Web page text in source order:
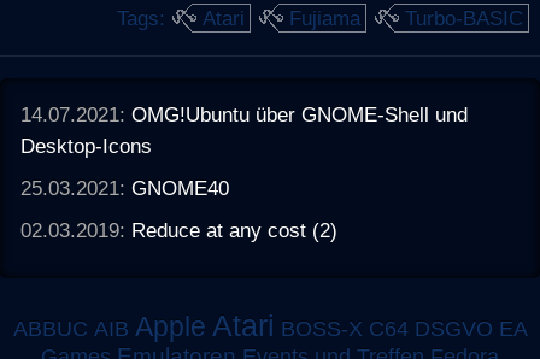
Tags: Atari Fujiama Turbo-BASIC
14.07.2021:OMG!Ubuntu über GNOME-Shell und
Desktop-Icons
25.03.2021:GNOME40
02.03.2019: Reduce at any cost (2)
ABBUC AIB Apple Atari BOSS-X C64 DSGVO EA